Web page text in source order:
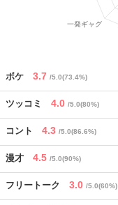
ボケ 3.7 /5.0(73.4%)
ツッコミ 4.0 /5.0(80%)
コント 4.3 /5.0(86.6%)
漫才 4.5 /5.0(90%)
フリートーク 3.0 /5.0(60%)